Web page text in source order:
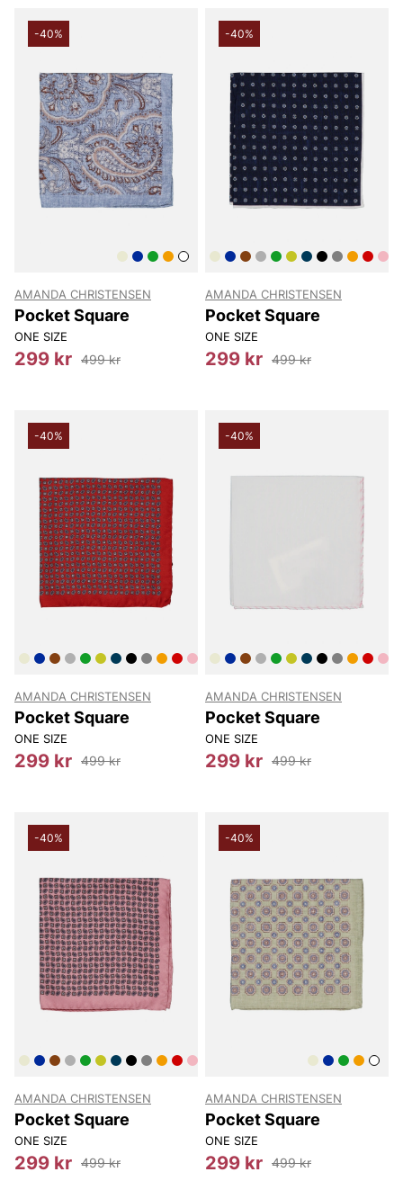
-40%
AMANDA CHRISTENSEN
Pocket Square
ONE SIZE
299 kr 499 kr
-40%
AMANDA CHRISTENSEN
Pocket Square
ONE SIZE
299 kr 499 kr
-40%
AMANDA CHRISTENSEN
Pocket Square
ONE SIZE
299 kr 499 kr
-40%
AMANDA CHRISTENSEN
Pocket Square
ONE SIZE
299 kr 499 kr
-40%
AMANDA CHRISTENSEN
Pocket Square
ONE SIZE
299 kr 499 kr
-40%
AMANDA CHRISTENSEN
Pocket Square
ONE SIZE
299 kr 499 kr